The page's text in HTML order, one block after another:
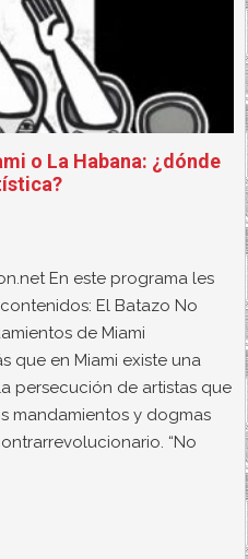
o La Habana: ¿dónde
En este programa les
El Batazo No
de Miami
que en Miami existe una
persecución de artistas que
mandamientos y dogmas
“No